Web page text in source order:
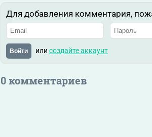
Для добавления комментария,
Войти или создайте аккаунт
0 комментариев